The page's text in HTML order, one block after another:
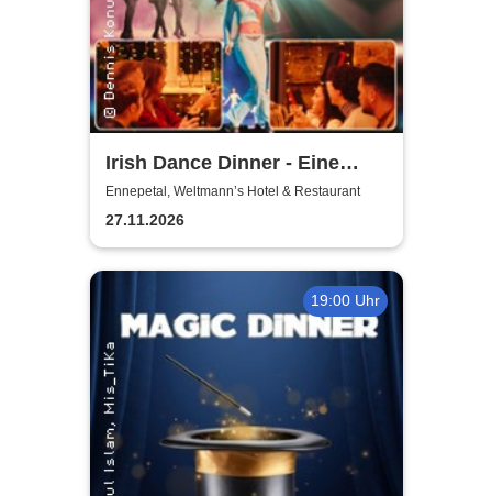
Irish Dance Dinner - Eine
Around Irish Dance Show
Ennepetal, Weltmann’s Hotel & Restaurant
27.11.2026
19:00 Uhr